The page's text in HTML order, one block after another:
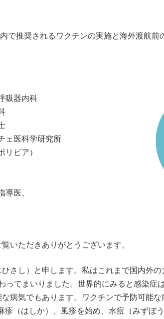
で推奨されるワクチンの実施と海外渡航前
吸器内科
ェ医科学研究所
ビア）
医、
いただきありがとうございます。
さし）と申します。私はこれまで国内外
ってまいりました。世界的にみると感染症
病気でもあります。ワクチンで予防可能な
疹（はしか）、風疹を始め、水痘（みずぼ